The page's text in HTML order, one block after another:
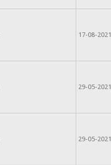
17-08-2021
29-05-2021
29-05-2021